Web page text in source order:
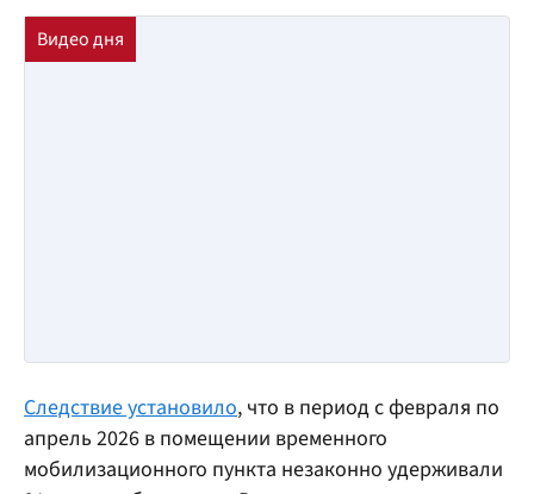
Следствие установило, что в период с февраля по
апрель 2026 в помещении временного
мобилизационного пункта незаконно удерживали